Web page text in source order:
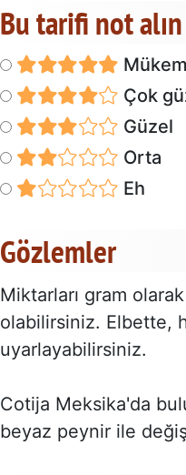
Bu tarifi not alın
Çok
Güzel
Orta
Eh
Gözlemler
Miktarları gram
olabilirsiniz. Elbette,
uyarlayabilirsiniz.
Cotija Meksika'da
beyaz peynir ile